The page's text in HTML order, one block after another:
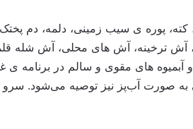
پوره ی سیب زمینی، دلمه، دم
ترخینه، آش های محلی، آش شله
آبمیوه های مقوی و سالم در برنامه
صورت آب‌پز نیز توصیه می‌شود. سرو